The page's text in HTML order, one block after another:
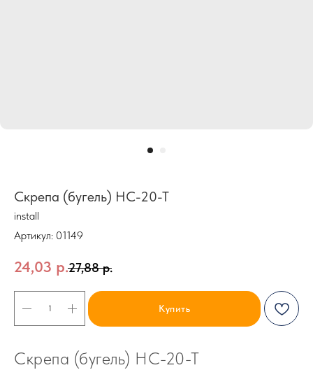
Скрепа (бугель) НС-20-Т
install
Артикул: 01149
24,03 р.27,88 р.
Купить
Скрепа (бугель) НС-20-Т